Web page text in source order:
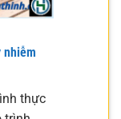
nhiễm
thực